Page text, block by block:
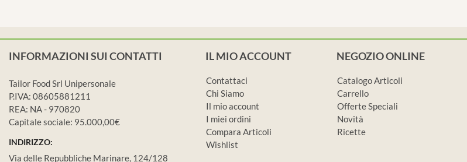
INFORMAZIONI SUI CONTATTI
Tailor Food Srl Unipersonale
P.IVA: 08605881211
REA: NA - 970820
Capitale sociale: 95.000,00€
INDIRIZZO:
Via delle Repubbliche Marinare, 124/128
IL MIO ACCOUNT
Contattaci
Chi Siamo
Il mio account
I miei ordini
Compara Articoli
Wishlist
NEGOZIO ONLINE
Catalogo Articoli
Carrello
Offerte Speciali
Novità
Ricette